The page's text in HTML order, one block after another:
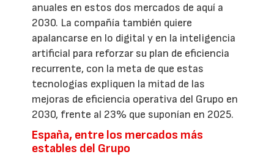
anuales en estos dos mercados de aquí a
2030. La compañía también quiere
apalancarse en lo digital y en la inteligencia
artificial para reforzar su plan de eficiencia
recurrente, con la meta de que estas
tecnologías expliquen la mitad de las
mejoras de eficiencia operativa del Grupo en
2030, frente al 23% que suponían en 2025.
España, entre los mercados más
estables del Grupo